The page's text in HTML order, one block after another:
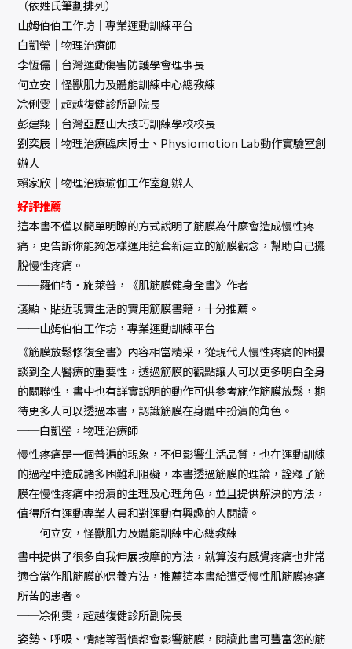
（依姓氏筆劃排列）
山姆伯伯工作坊｜專業運動訓練平台
白凱瑩｜物理治療師
李恆儒｜台灣運動傷害防護學會理事長
何立安｜怪獸肌力及體能訓練中心總教練
凃俐雯｜超越復健診所副院長
彭建翔｜台灣亞歷山大技巧訓練學校校長
劉奕辰｜物理治療臨床博士、Physiomotion Lab動作實驗室創
辦人
賴家欣｜物理治療瑜伽工作室創辦人
好評推薦
這本書不僅以簡單明瞭的方式說明了筋膜為什麼會造成慢性疼
痛，更告訴你能夠怎樣運用這套新建立的筋膜觀念，幫助自己擺
脫慢性疼痛。
──羅伯特‧施萊普，《肌筋膜健身全書》作者
淺顯、貼近現實生活的實用筋膜書籍，十分推薦。
──山姆伯伯工作坊，專業運動訓練平台
《筋膜放鬆修復全書》內容相當精采，從現代人慢性疼痛的困擾
談到全人醫療的重要性，透過筋膜的觀點讓人可以更多明白全身
的關聯性，書中也有詳實說明的動作可供參考施作筋膜放鬆，期
待更多人可以透過本書，認識筋膜在身體中扮演的角色。
──白凱瑩，物理治療師
慢性疼痛是一個普遍的現象，不但影響生活品質，也在運動訓練
的過程中造成諸多困難和阻礙，本書透過筋膜的理論，詮釋了筋
膜在慢性疼痛中扮演的生理及心理角色，並且提供解決的方法，
值得所有運動專業人員和對運動有興趣的人閱讀。
──何立安，怪獸肌力及體能訓練中心總教練
書中提供了很多自我伸展按摩的方法，就算沒有感覺疼痛也非常
適合當作肌筋膜的保養方法，推薦這本書給遭受慢性肌筋膜疼痛
所苦的患者。
──凃俐雯，超越復健診所副院長
姿勢、呼吸、情緒等習慣都會影響筋膜，閱讀此書可豐富您的筋